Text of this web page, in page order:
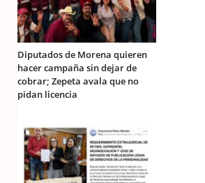
Diputados de Morena quieren
hacer campaña sin dejar de
cobrar; Zepeta avala que no
pidan licencia